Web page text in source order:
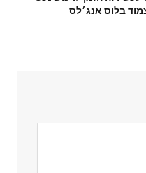
בלוס אנג׳לס